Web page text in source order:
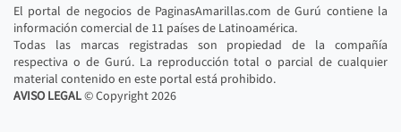
El portal de negocios de PaginasAmarillas.com de Gurú contiene la
información comercial de 11 países de Latinoamérica.
Todas las marcas registradas son propiedad de la compañía
respectiva o de Gurú. La reproducción total o parcial de cualquier
material contenido en este portal está prohibido.
AVISO LEGAL© Copyright2026